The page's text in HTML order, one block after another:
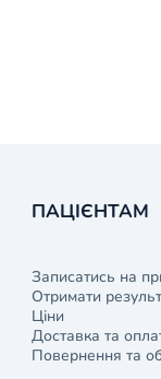
ПАЦІЄНТАМ
Записатись на
Отримати
Ціни
Доставка та
Повернення та